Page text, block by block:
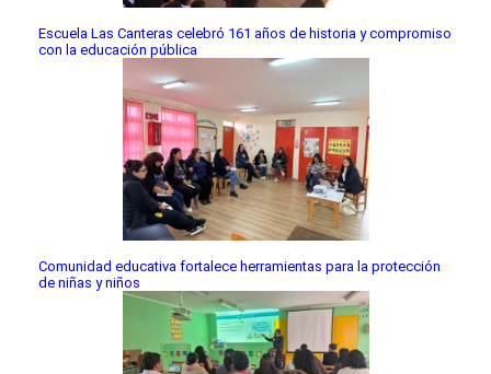
Escuela Las Canteras celebró 161 años de historia y compromiso
con la educación pública
Comunidad educativa fortalece herramientas para la protección
de niñas y niños